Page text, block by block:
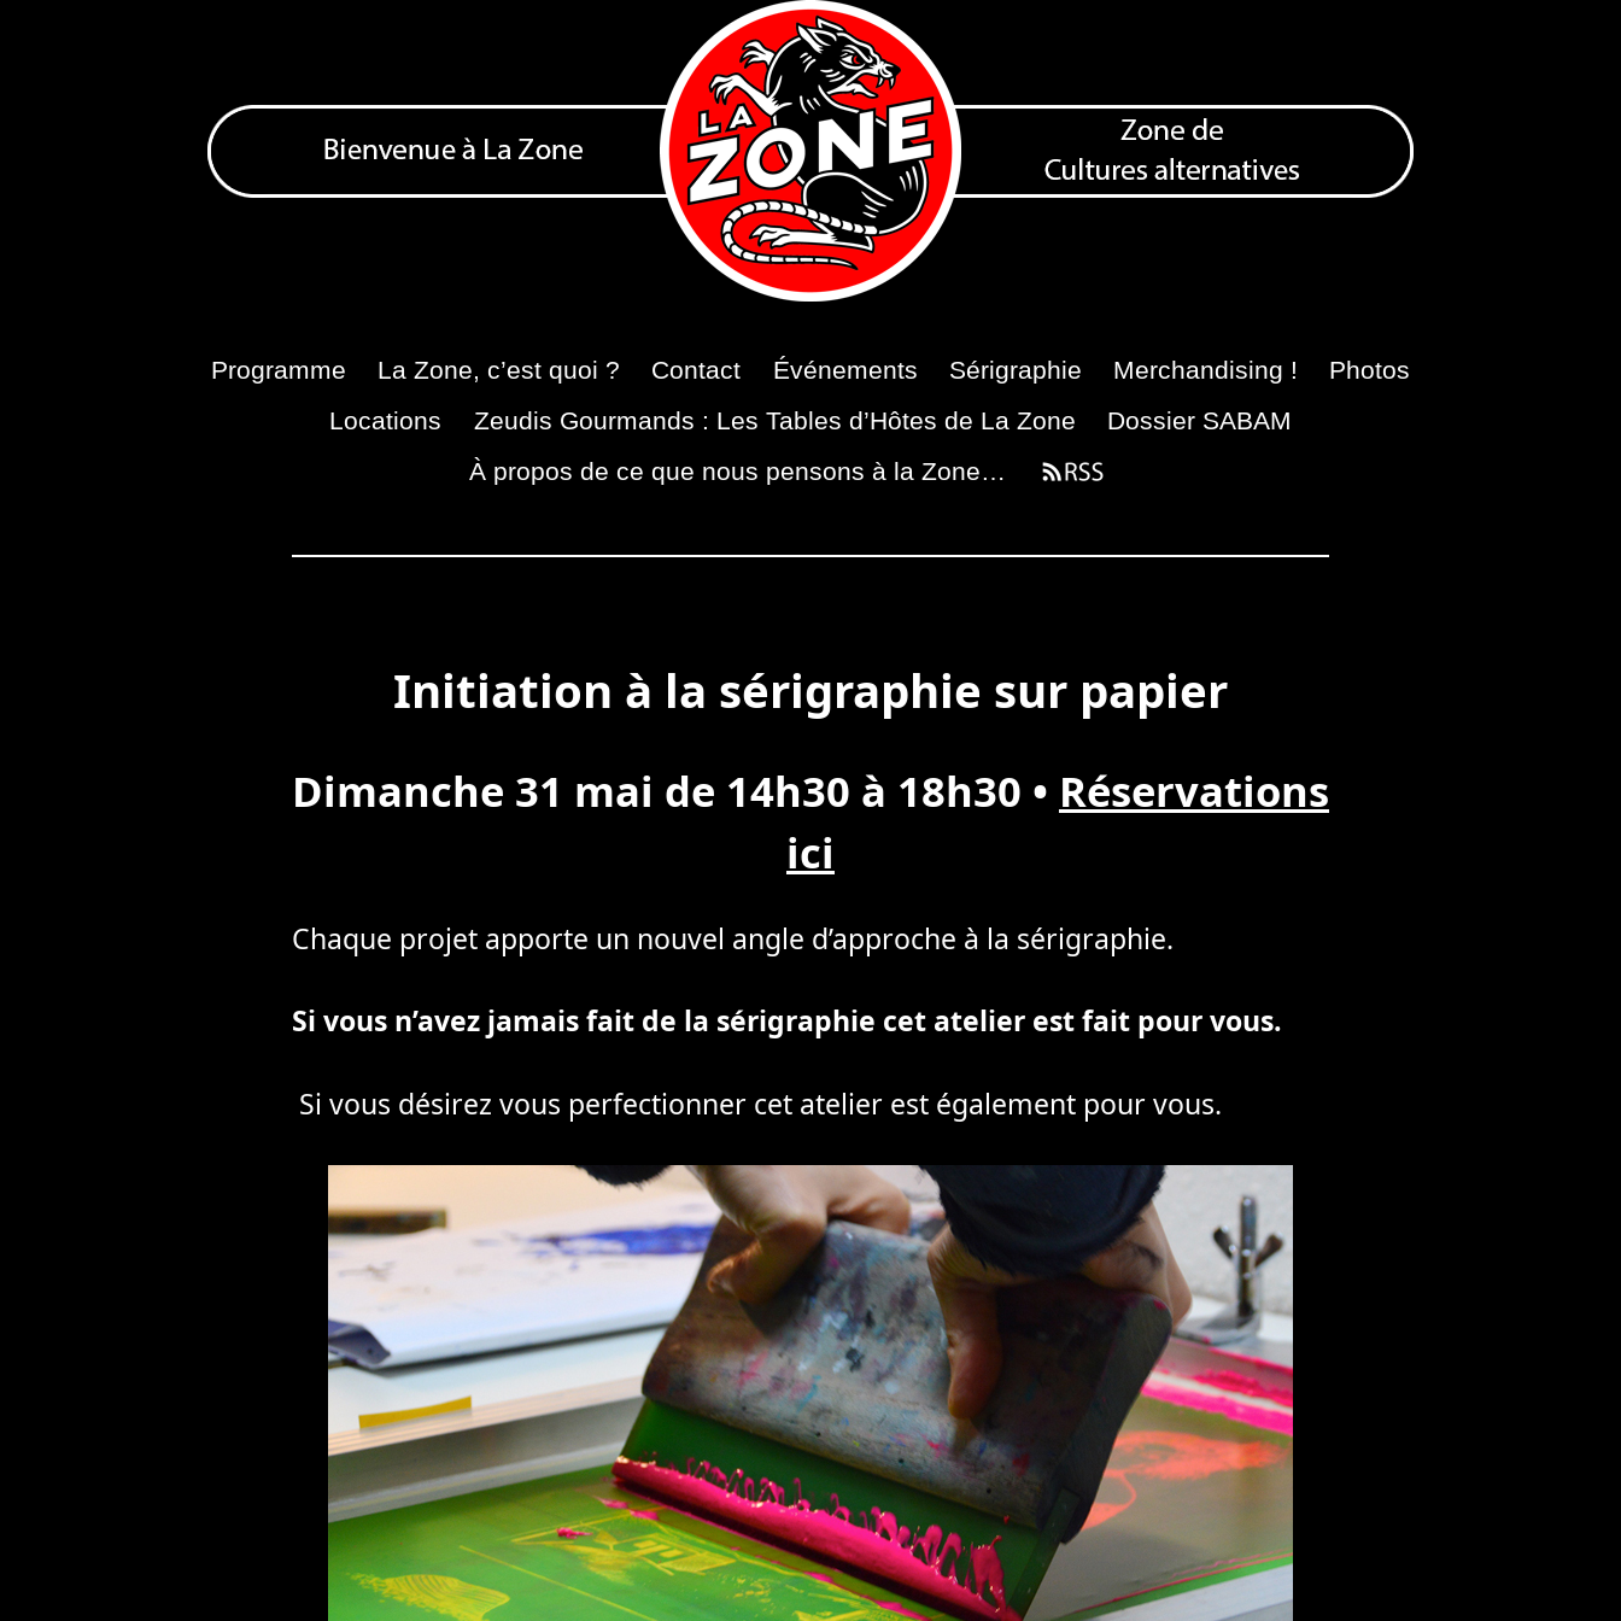
Programme La Zone, c’est quoi ? Contact Événements Sérigraphie Merchandising !
Photos
Locations
Zeudis Gourmands : Les Tables d’Hôtes de La Zone
Dossier SABAM
À propos de ce que nous pensons à la Zone…
Initiation à la sérigraphie sur papier
Dimanche 31 mai de 14h30 à 18h30 • Réservations
ici
Chaque projet apporte un nouvel angle d’approche à la sérigraphie.
Si vous n’avez jamais fait de la sérigraphie cet atelier est fait pour vous.
Si vous désirez vous perfectionner cet atelier est également pour vous.